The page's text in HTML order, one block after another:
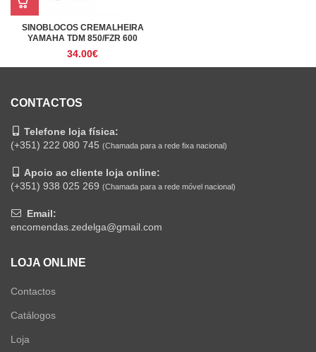
SINOBLOCOS CREMALHEIRA
YAMAHA TDM 850/FZR 600
34.00€
CONTACTOS
Telefone loja física:
(+351) 222 080 745 (Chamada para a rede fixa nacional)
Apoio ao cliente loja online:
(+351) 938 025 269 (Chamada para a rede móvel nacional)
Email:
encomendas.zedelga@gmail.com
LOJA ONLINE
Contactos
Catálogos
Loja